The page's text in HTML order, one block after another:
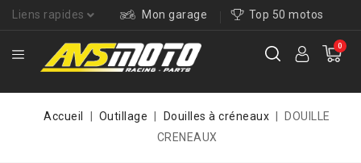
Liens rapides Mon garage Top 50 motos
0
Accueil Outillage Douilles à créneaux
DOUILLE
CRENEAUX